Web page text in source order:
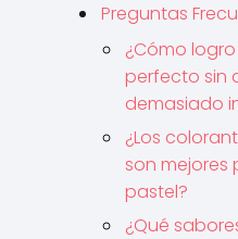
Preguntas
¿Cómo
perfecto sin
demasiado
¿Los
son mejores
pastel?
¿Qué